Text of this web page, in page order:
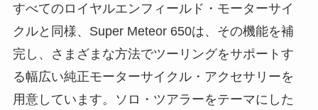
すべてのロイヤルエンフィールド・モーターサイ
クルと同様、Super Meteor 650は、その機能を補
完し、さまざまな方法でツーリングをサポートす
る幅広い純正モーターサイクル・アクセサリーを
用意しています。ソロ・ツアラーをテーマにした